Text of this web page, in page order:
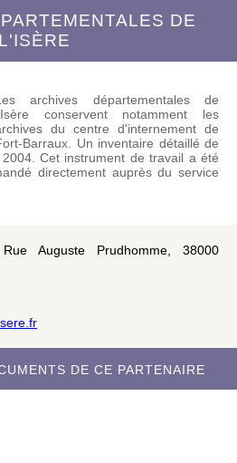
DE
L'ISÈRE
archives départementales de
conservent notamment les
du centre d'internement de
Barraux. Un inventaire détaillé de
Cet instrument de travail a été
directement auprès du service
Auguste Prudhomme, 38000
DE CE PARTENAIRE